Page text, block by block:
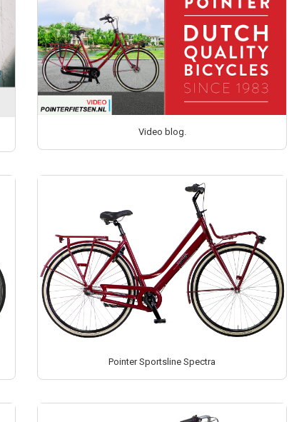
Video blog.
Pointer Sportsline Spectra